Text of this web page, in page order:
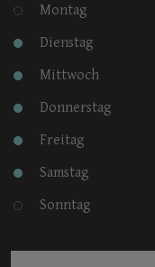
Montag
Dienstag
Mittwoch
Donnerstag
Freitag
Samstag
Sonntag